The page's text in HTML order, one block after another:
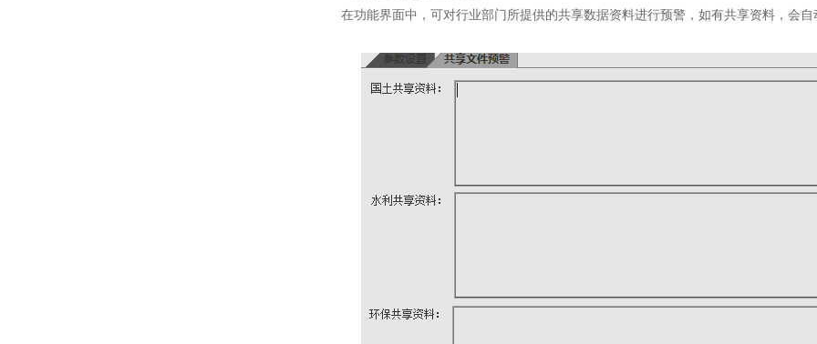
在功能界面中，可对行业部门所提供的共享数据资料进行预警，如有共享资料，会自